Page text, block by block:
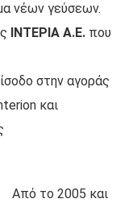
νέων γεύσεων.
ΙΝΤΕΡΙΑ Α.Ε. που
στην αγοράς
και
Από το 2005 και